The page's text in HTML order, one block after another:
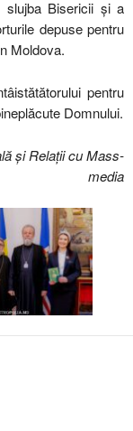
slujba Bisericii și a
depuse pentru
Moldova.
pentru
Domnului.
și Relații cu Mass-
media